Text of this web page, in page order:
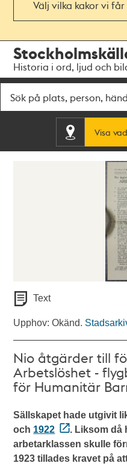
Välj vilka kakor vi
navigationen
huvudinnehållet
Historia i ord, ljud och
Visa
Text
Upphov: Okänd.
Nio åtgärder till
Arbetslöshet -
för Humanitär
Sällskapet hade utgivit
och 1922
. Liksom då
arbetarklassen skulle
1923 tillades kravet på